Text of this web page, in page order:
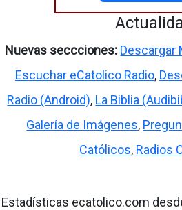
Nuevas seccciones: Descargar
Escuchar eCatolico Radio,
Radio (Android), La Biblia
Galería de Imágenes,
Católicos, Radios
Estadísticas ecatolico.com